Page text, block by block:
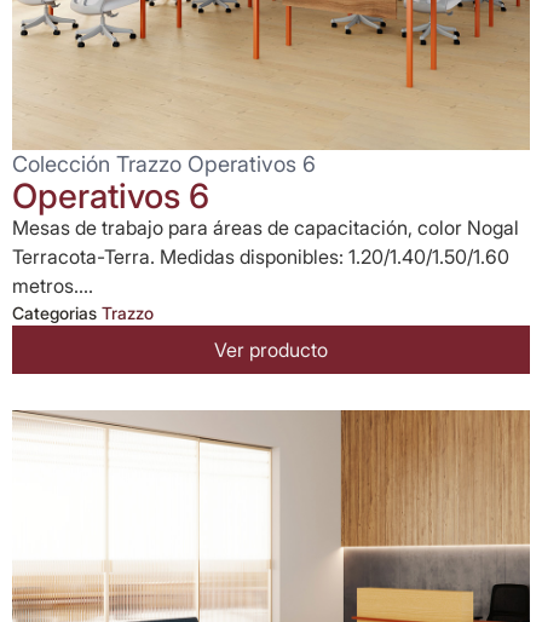
Colección Trazzo Operativos 6
Operativos 6
Mesas de trabajo para áreas de capacitación, color Nogal
Terracota-Terra. Medidas disponibles: 1.20/1.40/1.50/1.60
metros....
Categorias Trazzo
Ver producto